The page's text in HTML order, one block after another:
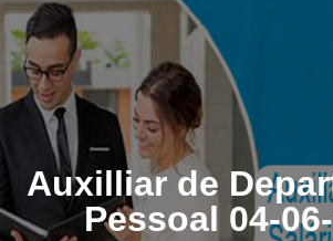
Auxilliar de
Pessoal 04-